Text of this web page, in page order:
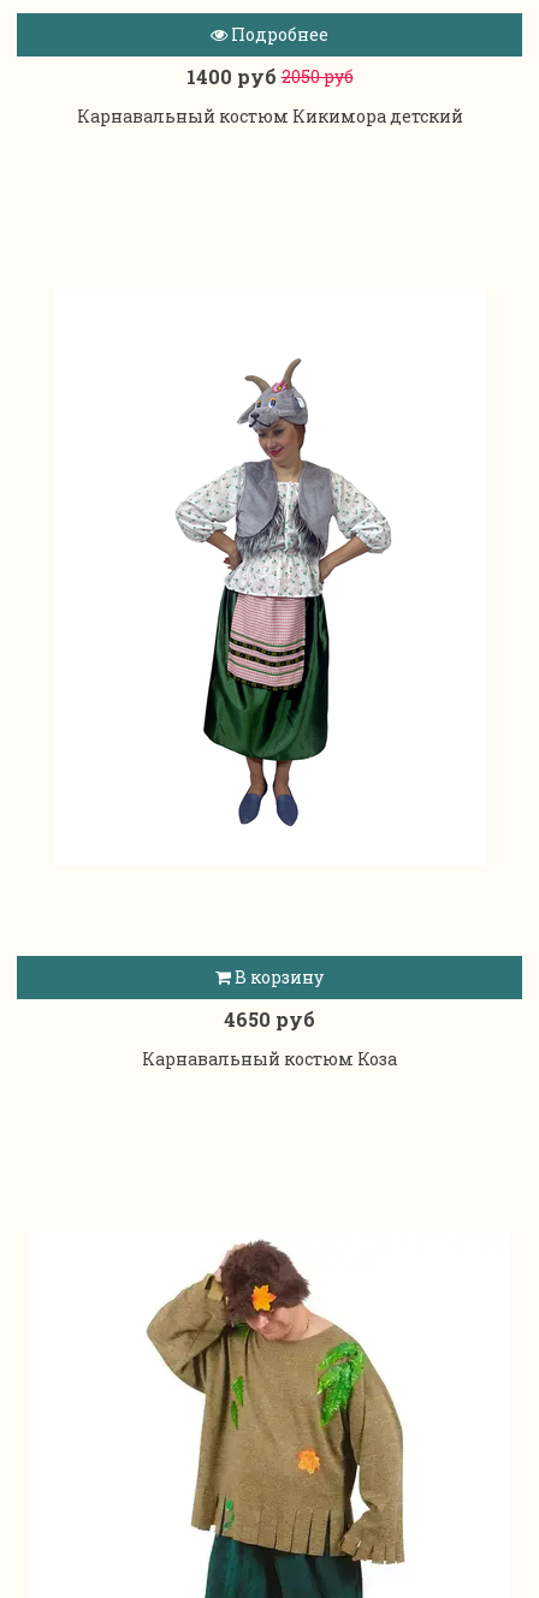
Подробнее
1400 руб2050 руб
Карнавальный костюм Кикимора детский
В корзину
4650 руб
Карнавальный костюм Коза